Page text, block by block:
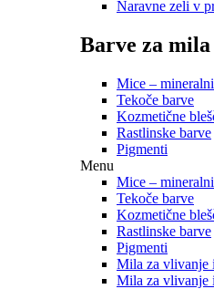
Naravne zeli v
Barve za
Mice –
Tekoče barve
Kozmetične
Rastlinske barve
Pigmenti
Menu
Mice –
Tekoče barve
Kozmetične
Rastlinske barve
Pigmenti
Mila za vlivanje
Mila za vlivanje